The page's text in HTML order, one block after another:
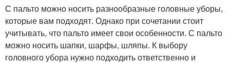
С пальто можно носить разнообразные головные уборы,
которые вам подходят. Однако при сочетании стоит
учитывать, что пальто имеет свои особенности. С пальто
можно носить шапки, шарфы, шляпы. К выбору
головного убора нужно подходить ответственно и